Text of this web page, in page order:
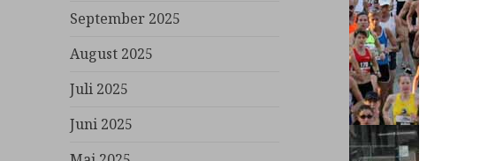
September 2025
August 2025
Juli 2025
Juni 2025